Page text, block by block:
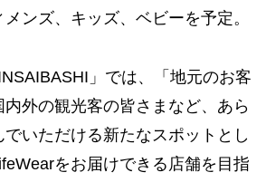
ンズ、キッズ、ベビーを予定。
」では、「地元のお客
外の観光客の皆さまなど、あら
いただける新たなスポットとし
をお届けできる店舗を目指